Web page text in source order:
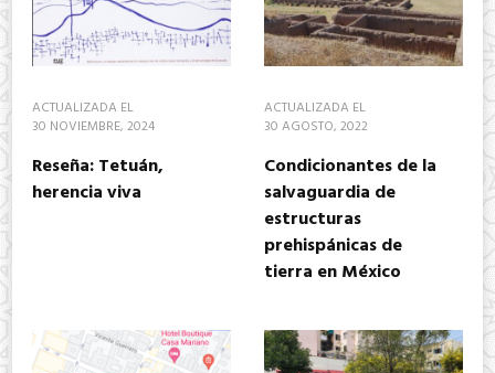
ACTUALIZADA EL
30 NOVIEMBRE, 2024
Reseña: Tetuán,
herencia viva
ACTUALIZADA EL
30 AGOSTO, 2022
Condicionantes de la
salvaguardia de
estructuras
prehispánicas de
tierra en México